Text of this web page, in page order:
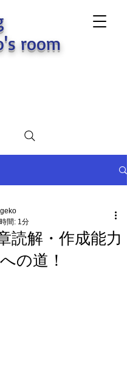
room
読解・作成能力
の道！
間: 1分